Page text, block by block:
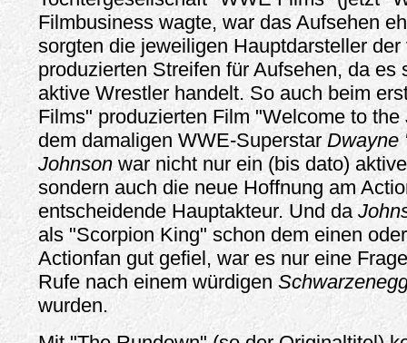
Filmbusiness wagte, war das Aufsehen
sorgten die jeweiligen Hauptdarsteller
produzierten Streifen für Aufsehen, da es
aktive Wrestler handelt. So auch beim
Films" produzierten Film "Welcome to
dem damaligen WWE-Superstar Dwayne
Johnson war nicht nur ein (bis dato)
sondern auch die neue Hoffnung am
entscheidende Hauptakteur. Und da
als "Scorpion King" schon dem einen
Actionfan gut gefiel, war es nur eine
Rufe nach einem würdigen
wurden.